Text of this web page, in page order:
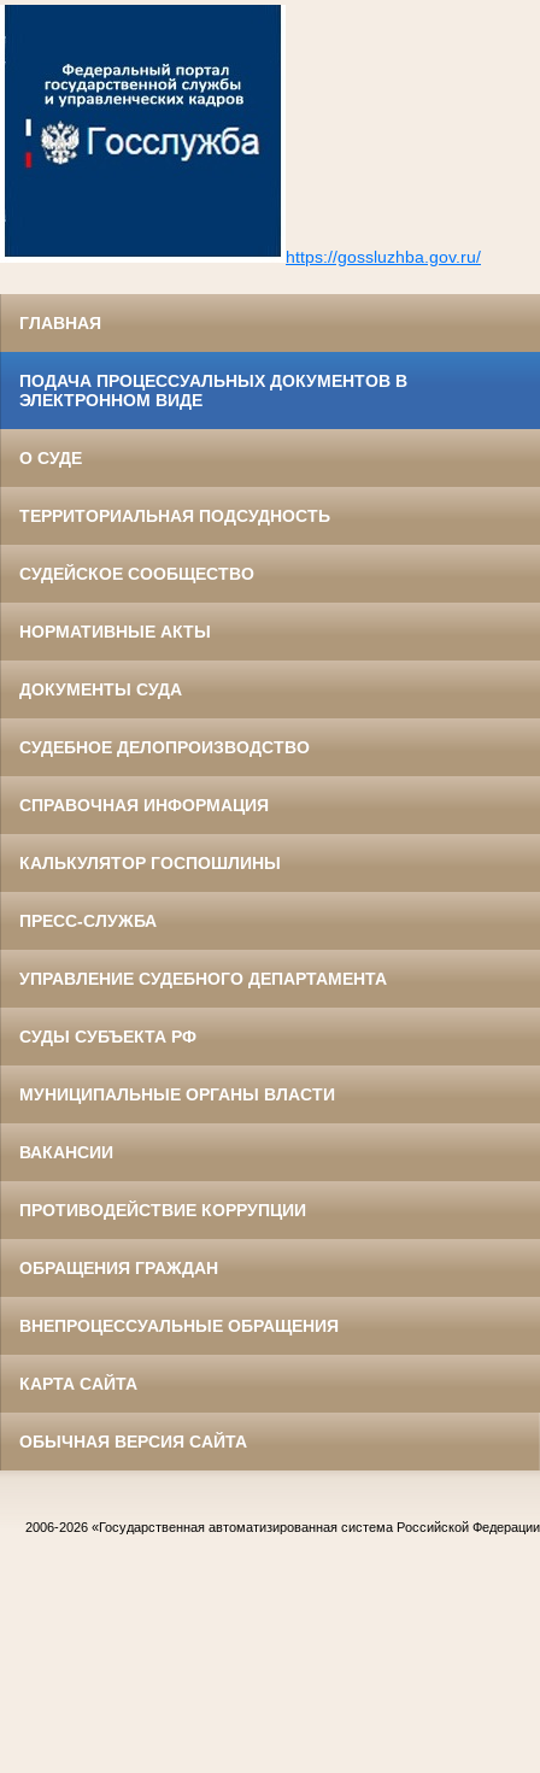
https://gossluzhba.gov.ru/
ГЛАВНАЯ
ПОДАЧА ПРОЦЕССУАЛЬНЫХ ДОКУМЕНТОВ В
ЭЛЕКТРОННОМ ВИДЕ
О СУДЕ
ТЕРРИТОРИАЛЬНАЯ ПОДСУДНОСТЬ
СУДЕЙСКОЕ СООБЩЕСТВО
НОРМАТИВНЫЕ АКТЫ
ДОКУМЕНТЫ СУДА
СУДЕБНОЕ ДЕЛОПРОИЗВОДСТВО
СПРАВОЧНАЯ ИНФОРМАЦИЯ
КАЛЬКУЛЯТОР ГОСПОШЛИНЫ
ПРЕСС-СЛУЖБА
УПРАВЛЕНИЕ СУДЕБНОГО ДЕПАРТАМЕНТА
СУДЫ СУБЪЕКТА РФ
МУНИЦИПАЛЬНЫЕ ОРГАНЫ ВЛАСТИ
ВАКАНСИИ
ПРОТИВОДЕЙСТВИЕ КОРРУПЦИИ
ОБРАЩЕНИЯ ГРАЖДАН
ВНЕПРОЦЕССУАЛЬНЫЕ ОБРАЩЕНИЯ
КАРТА САЙТА
ОБЫЧНАЯ ВЕРСИЯ САЙТА
2006-2026 «Государственная автоматизированная система Российской